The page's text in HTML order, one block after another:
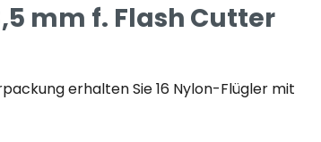
mm f. Flash Cutter
erhalten Sie 16 Nylon-Flügler mit